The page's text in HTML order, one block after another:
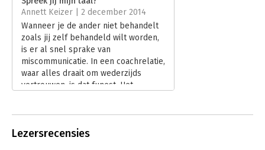
voor iedereen die met kinderen leeft en werkt.
Hoofdrubriek: Communicatie en media
Annett Keizer | 2 december 2014
Wanneer je de ander niet behandelt
zoals jij zelf behandeld wilt worden,
is er al snel sprake van
miscommunicatie. In een coachrelatie,
waar alles draait om wederzijds
vertrouwen, is dat funest. Het
met cliënten optimaal af te stemmen.
Lezersrecensies